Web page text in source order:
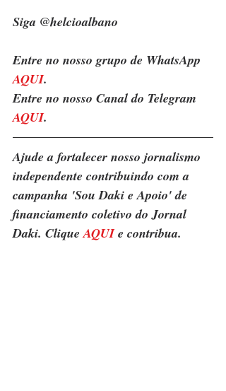
Siga @helcioalbano
Entre no nosso grupo de WhatsApp
AQUI.
Entre no nosso Canal do Telegram
AQUI.
Ajude a fortalecer nosso jornalismo
independente contribuindo com a
campanha 'Sou Daki e Apoio' de
financiamento coletivo do Jornal
Daki. Clique AQUI e contribua.